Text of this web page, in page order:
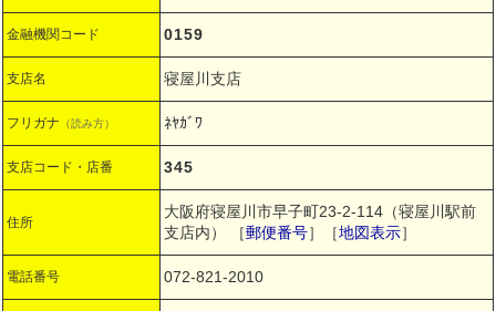
金融機関コード 0159
支店名 寝屋川支店
フリガナ （読み方） ﾈﾔｶﾞﾜ
支店コード・店番 345
住所
大阪府寝屋川市早子町23-2-114（寝屋川駅前
支店内）
［郵便番号］［地図表示］
電話番号 072-821-2010